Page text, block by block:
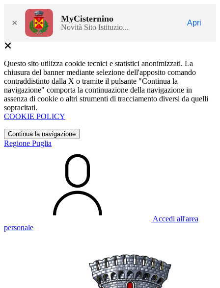
× MyCisternino
Novità Sito Istituzio...
Apri
Questo sito utilizza cookie tecnici e statistici anonimizzati. La
chiusura del banner mediante selezione dell'apposito comando
contraddistinto dalla X o tramite il pulsante "Continua la
navigazione" comporta la continuazione della navigazione in
assenza di cookie o altri strumenti di tracciamento diversi da quelli
sopracitati.
COOKIE POLICY
Continua la navigazione
Regione Puglia
Accedi all'area
personale